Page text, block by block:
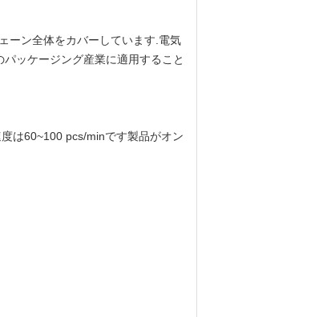
ーン全体をカバーしています.電気
ッケージング産業に適用すること
は60~100 pcs/minです製品がオン